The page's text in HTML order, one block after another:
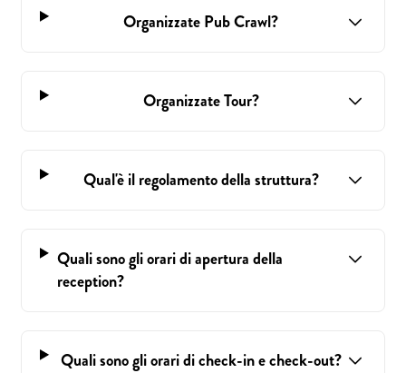
Organizzate Pub Crawl?
Organizzate Tour?
Qual'è il regolamento della struttura?
Quali sono gli orari di apertura della
reception?
Quali sono gli orari di check-in e check-out?